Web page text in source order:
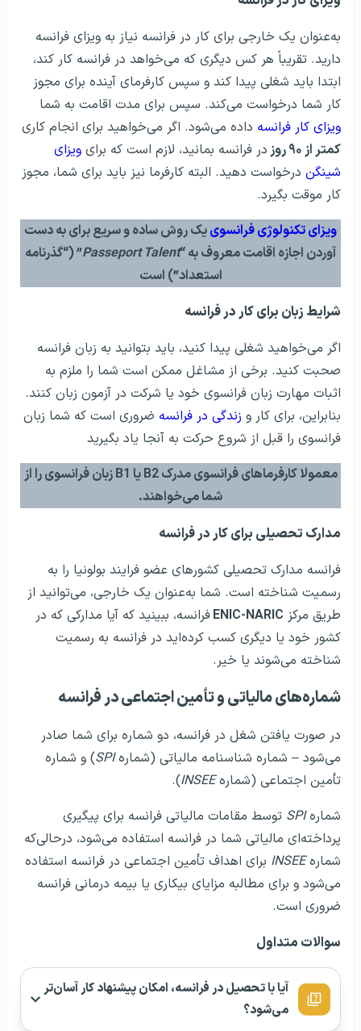
به‌عنوان یک خارجی برای کار در فرانسه نیاز به ویزای فرانسه
دارید. تقریباً هر کس دیگری که می‌خواهد در فرانسه کار کند،
ابتدا باید شغلی پیدا کند و سپس کارفرمای آینده برای مجوز
کار شما درخواست می‌کند. سپس برای مدت اقامت به شما
ویزای کار فرانسه داده می‌شود. اگر می‌خواهید برای انجام کاری
کمتر از ۹۰ روز
در فرانسه بمانید، لازم است که برای ویزای
شینگن درخواست دهید. البته کارفرما نیز باید برای شما، مجوز
کار موقت بگیرد.
ویزای تکنولوژی فرانسوییک روش ساده و سریع برای به دست
آوردن اجازه اقامت معروف به “Passeport Talent” (“گذرنامه
استعداد”) است
شرایط زبان برای کار در فرانسه
اگر می‌خواهید شغلی پیدا کنید، باید بتوانید به زبان فرانسه
صحبت کنید. برخی از مشاغل ممکن است شما را ملزم به
اثبات مهارت زبان فرانسوی خود یا شرکت در آزمون زبان کنند.
بنابراین، برای کار و زندگی در فرانسه ضروری است که شما زبان
فرانسوی را قبل از شروع حرکت به آنجا یاد بگیرید
معمولا کارفرماهای فرانسوی مدرک B2 یا B1 زبان فرانسوی را از
شما می‌خواهند.
مدارک تحصیلی برای کار در فرانسه
فرانسه مدارک تحصیلی کشورهای عضو فرایند بولونیا را به
رسمیت شناخته‌ است. شما به‌عنوان یک خارجی، می‌توانید از
طریق مرکز ENIC-NARICفرانسه، ببینید که آیا مدارکی که در
کشور خود یا دیگری کسب کرده‌اید در فرانسه به رسمیت
شناخته می‌شوند یا خیر.
شماره‌های مالیاتی و تأمین اجتماعی در فرانسه
در صورت یافتن شغل در فرانسه، دو شماره برای شما صادر
می‌شود – شماره شناسنامه مالیاتی (شمارهSPI) و شماره
تأمین اجتماعی (شمارهINSEE
).
شمارهSPI توسط مقامات مالیاتی فرانسه برای پیگیری
پرداخته‌ای مالیاتی شما در فرانسه استفاده می‌شود، درحالی‌که
شمارهINSEE برای اهداف تأمین اجتماعی در فرانسه استفاده
می‌شود و برای مطالبه مزایای بیکاری یا بیمه درمانی فرانسه
ضروری است.
سوالات متداول
آیا با تحصیل در فرانسه، امکان پیشنهاد کار آسان‌تر
می‌شود؟